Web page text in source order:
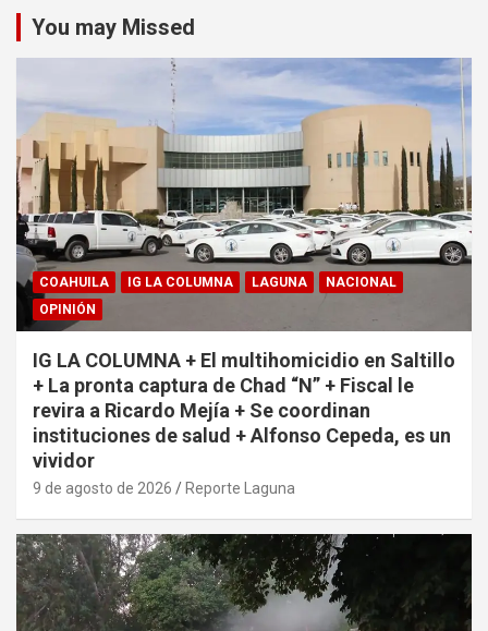
You may Missed
COAHUILA IG LA COLUMNA LAGUNA
NACIONAL
OPINIÓN
IG LA COLUMNA + El multihomicidio en Saltillo
+ La pronta captura de Chad “N” + Fiscal le
revira a Ricardo Mejía + Se coordinan
instituciones de salud + Alfonso Cepeda, es un
vividor
9 de agosto de 2026 Reporte Laguna